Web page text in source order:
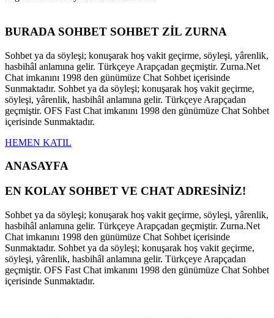
BURADA SOHBET SOHBET ZİL ZURNA
Sohbet ya da söyleşi; konuşarak hoş vakit geçirme, söyleşi, yârenlik,
hasbihâl anlamına gelir. Türkçeye Arapçadan geçmiştir. Zurna.Net
Chat imkanını 1998 den günümüze Chat Sohbet içerisinde
Sunmaktadır. Sohbet ya da söyleşi; konuşarak hoş vakit geçirme,
söyleşi, yârenlik, hasbihâl anlamına gelir. Türkçeye Arapçadan
geçmiştir. OFS Fast Chat imkanını 1998 den günümüze Chat Sohbet
içerisinde Sunmaktadır.
HEMEN KATIL
ANASAYFA
EN KOLAY SOHBET VE CHAT ADRESİNİZ!
Sohbet ya da söyleşi; konuşarak hoş vakit geçirme, söyleşi, yârenlik,
hasbihâl anlamına gelir. Türkçeye Arapçadan geçmiştir. Zurna.Net
Chat imkanını 1998 den günümüze Chat Sohbet içerisinde
Sunmaktadır. Sohbet ya da söyleşi; konuşarak hoş vakit geçirme,
söyleşi, yârenlik, hasbihâl anlamına gelir. Türkçeye Arapçadan
geçmiştir. OFS Fast Chat imkanını 1998 den günümüze Chat Sohbet
içerisinde Sunmaktadır.